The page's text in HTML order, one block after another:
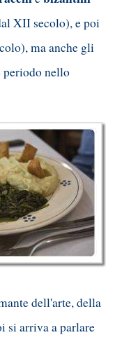
XII secolo), e poi
ma anche gli
periodo nello
dell'arte, della
si arriva a parlare